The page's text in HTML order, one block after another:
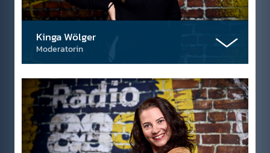
Kinga Wölger
Moderatorin